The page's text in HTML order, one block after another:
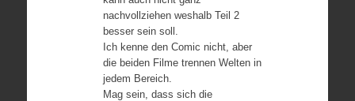
nachvollziehen weshalb Teil 2
besser sein soll.
Ich kenne den Comic nicht, aber
die beiden Filme trennen Welten in
jedem Bereich.
Mag sein, dass sich die